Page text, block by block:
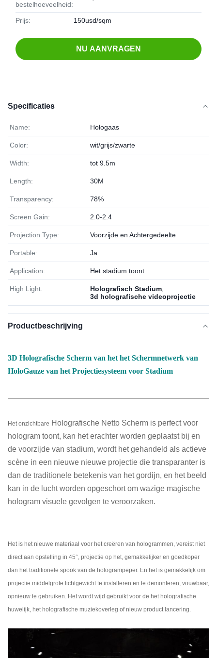
bestelhoeveelheid:
Prijs: 150usd/sqm
NU AANVRAGEN
Specificaties
Name: Hologaas
Color: wit/grijs/zwarte
Width: tot 9.5m
Length: 30M
Transparency: 78%
Screen Gain: 2.0-2.4
Projection Type: Voorzijde en Achtergedeelte
Portable: Ja
Application: Het stadium toont
High Light: Holografisch Stadium
3d holografische videoprojectie
Productbeschrijving
3D Holografische Scherm van het het Schermnetwerk van
HoloGauze van het Projectiesysteem voor Stadium
Het onzichtbare Holografische Netto Scherm is perfect voor
hologram toont, kan het erachter worden geplaatst bij en
de voorzijde van stadium, wordt het gehandeld als actieve
scène in een nieuwe nieuwe projectie die transparanter is
dan de traditionele betekenis van het gordijn, en het beeld
kan in de lucht worden opgeschort om wazige magische
hologram visuele gevolgen te veroorzaken.
Het is het nieuwe materiaal voor het creëren van hologrammen, vereist niet
direct aan opstelling in 45°, projectie op het, gemakkelijker en goedkoper
dan het traditionele spook van de hologrampeper. En het is gemakkelijk om
projectie middelgrote lichtgewicht te installeren en te demonteren, vouwbaar,
opnieuw te gebruiken. Het wordt wijd gebruikt voor de het holografische
huwelijk, het holografische muziekoverleg of nieuw product lancering.